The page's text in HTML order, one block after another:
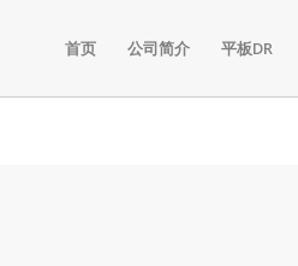
首页 公司简介 平板DR